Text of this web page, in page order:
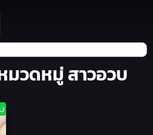
มวดหมู่ สาวอวบ